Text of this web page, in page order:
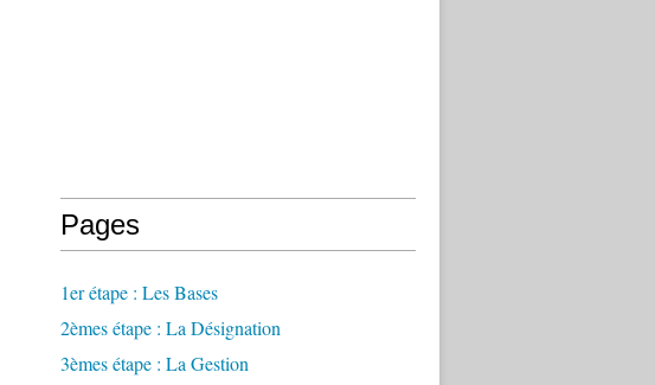
Pages
1er étape : Les Bases
2èmes étape : La Désignation
3èmes étape : La Gestion